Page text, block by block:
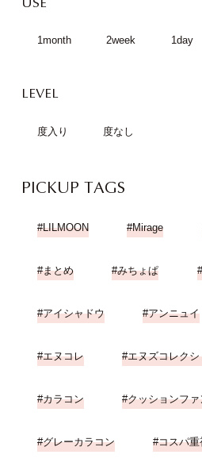
1month 2week 1day
LEVEL
度入り 度なし
PICKUP TAGS
LILMOON Mirage
まとめ みちょぱ
アイシャドウ アンニュイ
エヌコレ エヌズコレクシ
カラコン クッションフ
グレーカラコン コスパ重